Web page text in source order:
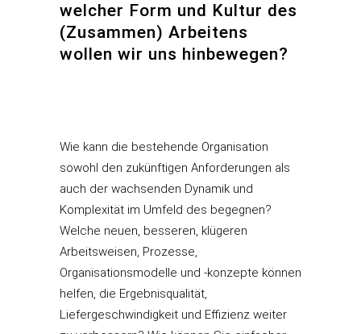
welcher Form und Kultur des
(Zusammen) Arbeitens
wollen wir uns hinbewegen?
Wie kann die bestehende Organisation
sowohl den zukünftigen Anforderungen als
auch der wachsenden Dynamik und
Komplexität im Umfeld des begegnen?
Welche neuen, besseren, klügeren
Arbeitsweisen, Prozesse,
Organisationsmodelle und -konzepte können
helfen, die Ergebnisqualität,
Liefergeschwindigkeit und Effizienz weiter